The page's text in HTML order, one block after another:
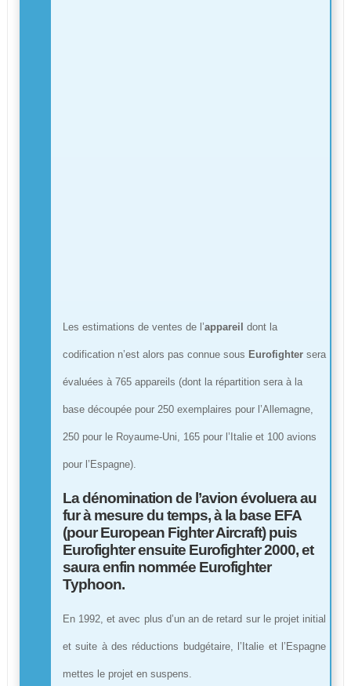
Les estimations de ventes de l’appareil dont la
codification n’est alors pas connue sous Eurofightersera
évaluées à 765 appareils (dont la répartition sera à la
base découpée pour 250 exemplaires pour l’Allemagne,
250 pour le Royaume-Uni, 165 pour l’Italie et 100 avions
pour l’Espagne).
La dénomination de l’avionévoluera au
fur à mesure du temps, à la base EFA
(pour European Fighter Aircraft) puis
Eurofighterensuite Eurofighter 2000, et
saura enfin nommée Eurofighter
Typhoon.
En 1992, et avec plus d’un an de retard sur le projet initial
et suite à des réductions budgétaire, l’Italie et l’Espagne
mettes le projet en suspens.